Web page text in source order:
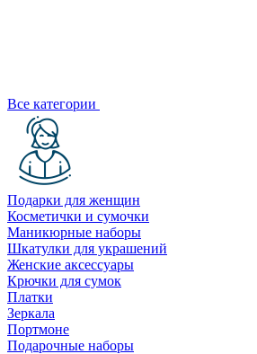
Все категории
Подарки для женщин
Косметички и сумочки
Маникюрные наборы
Шкатулки для украшений
Женские аксессуары
Крючки для сумок
Платки
Зеркала
Портмоне
Подарочные наборы